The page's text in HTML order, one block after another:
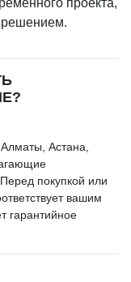
проекта,
решением.
Астана,
покупкой или
вашим
гарантийное